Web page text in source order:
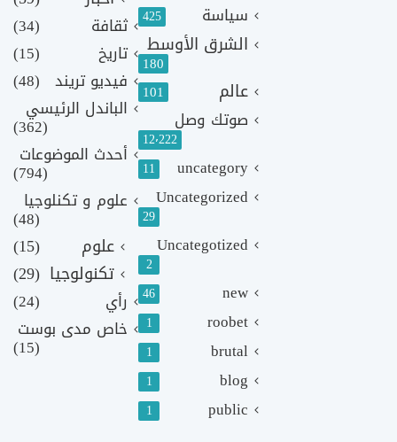
سياسة 425
الشرق الأوسط
180
عالم 101
صوتك وصل
12٬222
uncategory
11
Uncategorized
29
Uncategotized
2
new
46
roobet
1
brutal
1
blog
1
public
1
ثقافة
(34)
تاريخ
(15)
فيديو تريند (48)
الباندل الرئيسي
(362)
أحدث الموضوعات
(794)
علوم و تكنلوجيا
(48)
علوم
(15)
تكنولوجيا (29)
رأي
(24)
خاص مدى بوست
(15)